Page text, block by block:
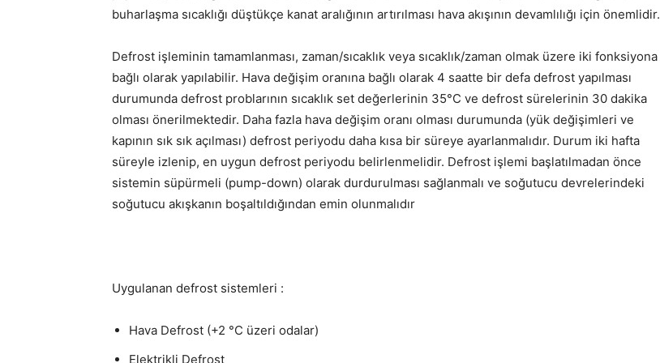
buharlaşma sıcaklığı düştükçe kanat aralığının artırılması hava akışının devamlılığı için önemlidir.
Defrost işleminin tamamlanması, zaman/sıcaklık veya sıcaklık/zaman olmak üzere iki fonksiyona
bağlı olarak yapılabilir. Hava değişim oranına bağlı olarak 4 saatte bir defa defrost yapılması
durumunda defrost problarının sıcaklık set değerlerinin 35°C ve defrost sürelerinin 30 dakika
olması önerilmektedir. Daha fazla hava değişim oranı olması durumunda (yük değişimleri ve
kapının sık sık açılması) defrost periyodu daha kısa bir süreye ayarlanmalıdır. Durum iki hafta
süreyle izlenip, en uygun defrost periyodu belirlenmelidir. Defrost işlemi başlatılmadan önce
sistemin süpürmeli (pump-down) olarak durdurulması sağlanmalı ve soğutucu devrelerindeki
soğutucu akışkanın boşaltıldığından emin olunmalıdır
Uygulanan defrost sistemleri :
Hava Defrost (+2 °C üzeri odalar)
Elektrikli Defrost